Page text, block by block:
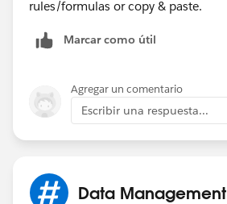
rules/formulas or copy & paste.
Marcar como útil
Agregar un comentario
Escribir una respuesta...
Data Management